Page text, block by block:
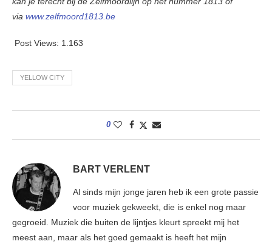
via www.zelfmoord1813.be
Post Views: 1.163
YELLOW CITY
0
BART VERLENT
Al sinds mijn jonge jaren heb ik een grote passie
voor muziek gekweekt, die is enkel nog maar
gegroeid. Muziek die buiten de lijntjes kleurt spreekt mij het
meest aan, maar als het goed gemaakt is heeft het mijn